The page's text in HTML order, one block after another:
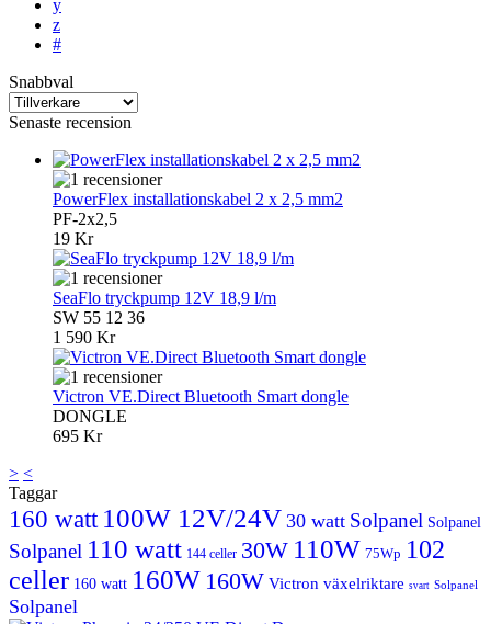
y
z
#
Snabbval
Senaste recension
PowerFlex installationskabel 2 x 2,5 mm2
PF-2x2,5
19 Kr
SeaFlo tryckpump 12V 18,9 l/m
SW 55 12 36
1 590 Kr
Victron VE.Direct Bluetooth Smart dongle
DONGLE
695 Kr
> <
Taggar
160 watt 100W 12V/24V 30 watt Solpanel Solpanel
Solpanel 110 watt 144 celler 30W 110W 75Wp 102
celler 160 watt 160W 160W Victron växelriktare svart Solpanel
Solpanel